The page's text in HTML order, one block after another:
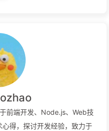
前端开发、Node.js、Web技
得，探讨开发经验，致力于